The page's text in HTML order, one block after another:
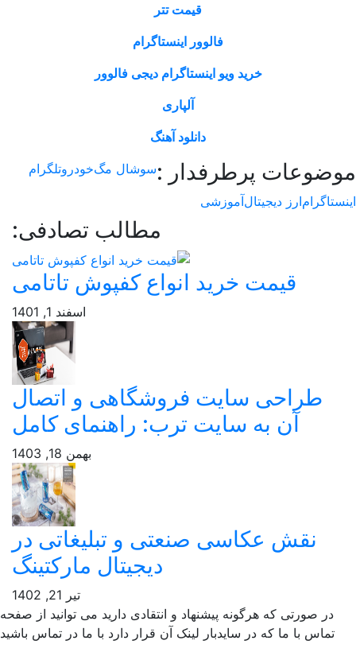
قیمت تتر
فالوور اینستاگرام
خرید ویو اینستاگرام دیجی فالوور
آلپاری
دانلود آهنگ
پرطرفدار : سوشال مگخودروتلگرام
ارز دیجیتالآموزشی
مطالب تصادفی:
قیمت خرید انواع کفپوش تاتامی
اسفند 1, 1401
طراحی سایت فروشگاهی و اتصال
آن به سایت ترب: راهنمای کامل
بهمن 18, 1403
نقش عکاسی صنعتی و تبلیغاتی در
دیجیتال مارکتینگ
صورتی که هرگونه پیشنهاد و انتقادی دارید می توانید از صفحه
با ما که در سایدبار لینک آن قرار دارد با ما در تماس باشید